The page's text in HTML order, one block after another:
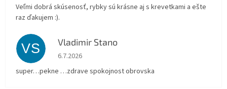
Veľmi dobrá skúsenosť, rybky sú krásne aj s krevetkami a ešte
raz ďakujem :).
VS Vladimir Stano
Hodnotenie obchodu je 5 z 5 hviezdičiek.
6.7.2026
super…pekne …zdrave spokojnost obrovska